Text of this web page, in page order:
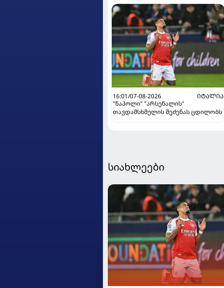
16:01/07-08-2026
ᲘᲢᲐᲚᲘᲐ
"ნაპოლი" "არსენალის"
თავდამსხმელის შეძენას ცდილობს
სიახლეები